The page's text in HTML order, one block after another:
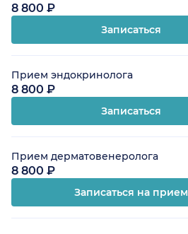
8 800 ₽
Записаться
Прием эндокринолога
8 800 ₽
Записаться
Прием дерматовенеролога
8 800 ₽
Записаться на прием